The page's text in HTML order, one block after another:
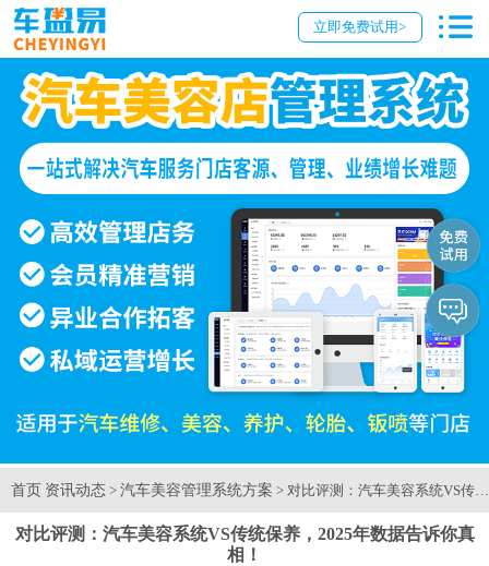
立即免费试用>
首页 资讯动态 > 汽车美容管理系统方案 > 对比评测：汽车美容系统VS传
对比评测：汽车美容系统VS传统保养，2025年数据告诉你真
相！